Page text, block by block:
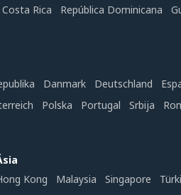
Costa Rica República Dominicana
Danmark Deutschland
Polska Portugal Srbija
Kong
Malaysia Singapore